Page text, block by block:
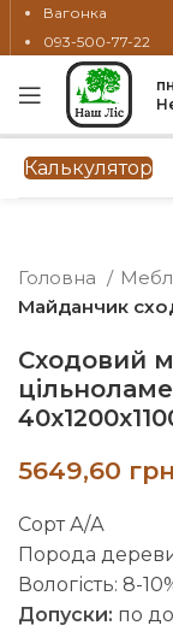
Вагонка
093-500-77-22
Калькулятор
Головна
Майданчик
Сходовий
Сорт А/А
Порода
Вологість: 8-
Допуски: по